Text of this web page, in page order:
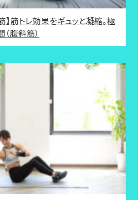
】筋トレ効果をギュッと凝縮。極
腹斜筋）